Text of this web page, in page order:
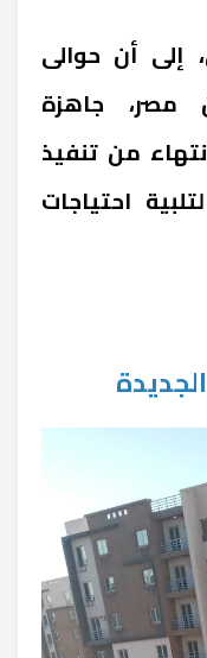
إلى أن حوالى
مصر، جاهزة
من تنفيذ
احتياجات